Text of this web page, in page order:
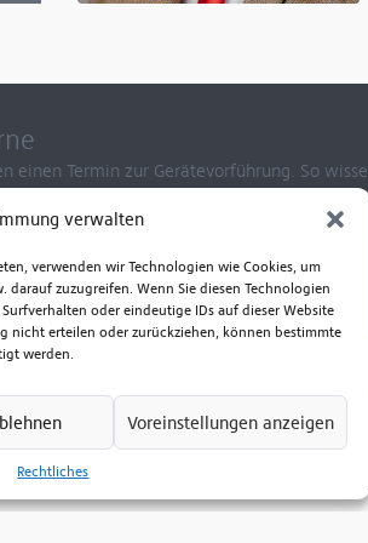
verwalten
verwenden wir Technologien wie Cookies, um
darauf zuzugreifen. Wenn Sie diesen Technologien
oder eindeutige IDs auf dieser Website
nicht erteilen oder zurückziehen, können bestimmte
werden.
Voreinstellungen anzeigen
Rechtliches
+49 162 1013040
einen Termin zur Gerätevorführung. So
rund um die Anwendung unserer Produkte,
Folgen